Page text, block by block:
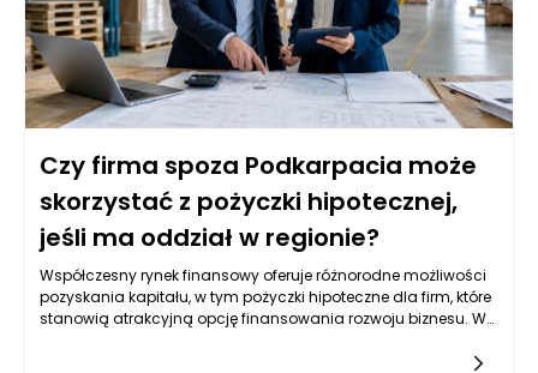
Czy firma spoza Podkarpacia może
skorzystać z pożyczki hipotecznej,
jeśli ma oddział w regionie?
Współczesny rynek finansowy oferuje różnorodne możliwości
pozyskania kapitału, w tym pożyczki hipoteczne dla firm, które
stanowią atrakcyjną opcję finansowania rozwoju biznesu. W